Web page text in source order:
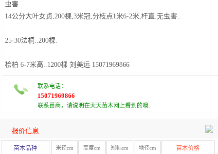
虫害
14公分大叶女贞,200棵,3米冠,分枝点1米6-2米,杆直.无虫害..
25-30法桐..200棵.
桧柏 6-7米高..1200棵 刘美远 15071969866
联系电话：
15071969866
联系苗商，请说明在天天苗木网上看到的噢.
报价信息
苗木品种 米径cm 高度cm 冠幅cm 地径cm 苗木价格